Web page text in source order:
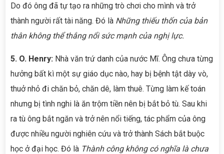
Do đó ông đã tự tạo ra những trò chơi cho mình và trở
thành người rất tài năng. Đó là Những thiếu thốn của bản
thân không thể thắng nổi sức mạnh của nghị lực.
5. O. Henry: Nhà văn trứ danh của nước Mĩ. Ông chưa từng
hưởng bất kì một sự giáo dục nào, hay bị bệnh tật dày vò,
thuở nhỏ đi chăn bỏ, chăn dê, làm thuê. Từng làm kế toán
nhưng bị tình nghi là ăn trộm tiền nên bị bắt bỏ tù. Sau khi
ra tù ông bắt ngăn và trở nên nổi tiếng, tác phẩm của ông
được nhiều người nghiên cứu và trở thành Sách bắt buộc
học ở đại học. Đó là Thành công không có nghĩa là chưa